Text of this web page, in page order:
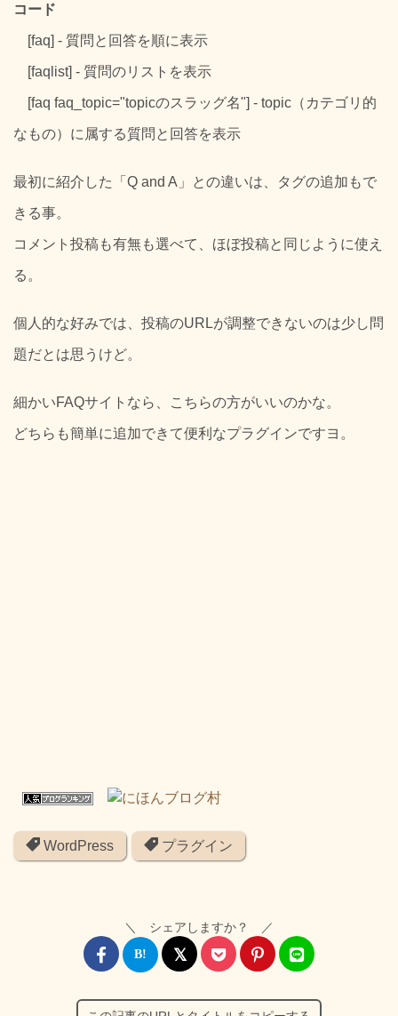
コード
[faq] - 質問と回答を順に表示
[faqlist] - 質問のリストを表示
[faq faq_topic="topicのスラッグ名"] - topic（カテゴリ的
なもの）に属する質問と回答を表示
最初に紹介した「Q and A」との違いは、タグの追加もで
きる事。
コメント投稿も有無も選べて、ほぼ投稿と同じように使え
る。
個人的な好みでは、投稿のURLが調整できないのは少し問
題だとは思うけど。
細かいFAQサイトなら、こちらの方がいいのかな。
どちらも簡単に追加できて便利なプラグインですヨ。
WordPress プラグイン
＼ シェアしますか？ ／